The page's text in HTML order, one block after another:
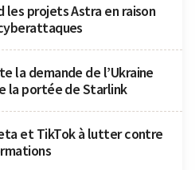
les projets Astra en raison
la demande de l’Ukraine
la portée de Starlink
et TikTok à lutter contre